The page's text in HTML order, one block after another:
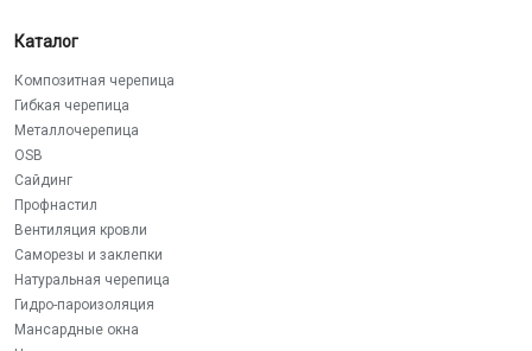
Каталог
Композитная черепица
Гибкая черепица
Металлочерепица
OSB
Сайдинг
Профнастил
Вентиляция кровли
Саморезы и заклепки
Натуральная черепица
Гидро-пароизоляция
Мансардные окна